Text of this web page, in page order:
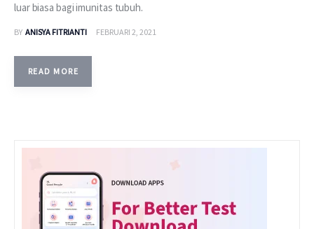
luar biasa bagi imunitas tubuh.
BY ANISYA FITRIANTI FEBRUARI 2, 2021
READ MORE